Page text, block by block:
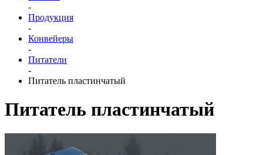
-
Продукция
-
Конвейеры
-
Питатели
-
Питатель пластинчатый
Питатель пластинчатый